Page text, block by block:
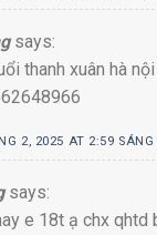
says:
thanh xuân hà
2, 2025 AT 2:59 SÁNG
says:
e 18t ạ chx qhtd